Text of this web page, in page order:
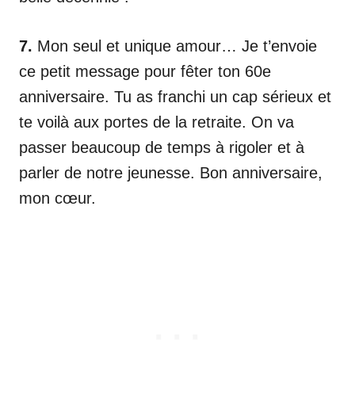
7. Mon seul et unique amour… Je t’envoie
ce petit message pour fêter ton 60e
anniversaire. Tu as franchi un cap sérieux et
te voilà aux portes de la retraite. On va
passer beaucoup de temps à rigoler et à
parler de notre jeunesse. Bon anniversaire,
mon cœur.